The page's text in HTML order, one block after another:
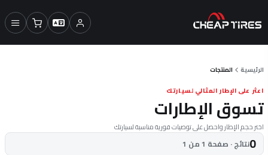
الرئيسية
المنتجات
اعثر على الإطار المثالي لسيارتك
تسوق الإطارات
اختر حجم الإطار واحصل على توصيات فورية مناسبة لسيارتك
0نتائج · صفحة 1 من 1